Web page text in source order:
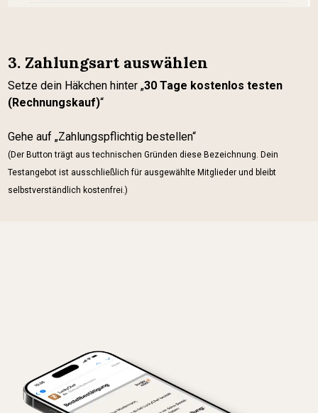
3. Zahlungsart auswählen
Setze dein Häkchen hinter „30 Tage kostenlos testen
(Rechnungskauf)“
Gehe auf „Zahlungspflichtig bestellen“
(Der Button trägt aus technischen Gründen diese Bezeichnung. Dein
Testangebot ist ausschließlich für ausgewählte Mitglieder und bleibt
selbstverständlich kostenfrei.)